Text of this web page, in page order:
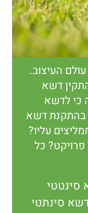
העיצוב.
דשא
כי לדשא
בהתקנת דשא
עליו?
פרויקט? כל
סינטטי
סינתטי